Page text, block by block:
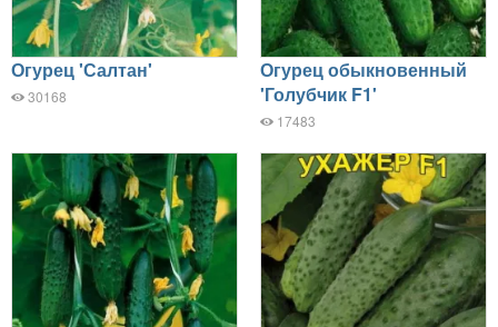
Огурец 'Салтан'
30168
Огурец обыкновенный
'Голубчик F1'
17483